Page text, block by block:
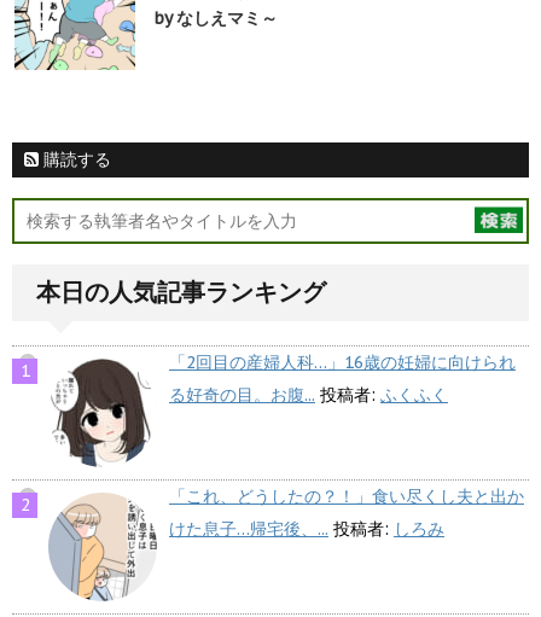
by なしえマミ～
購読する
本日の人気記事ランキング
「2回目の産婦人科…」16歳の妊婦に向けられ
る好奇の目。お腹... 投稿者: ふくふく
「これ、どうしたの？！」食い尽くし夫と出か
けた息子…帰宅後、... 投稿者: しろみ